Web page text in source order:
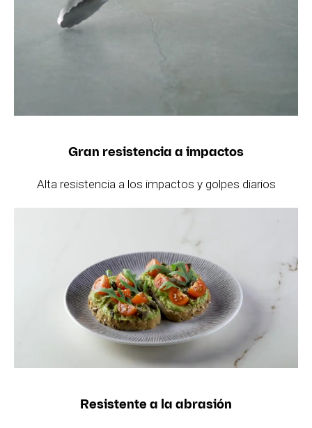
Gran resistencia a impactos
Alta resistencia a los impactos y golpes diarios
Resistente a la abrasión